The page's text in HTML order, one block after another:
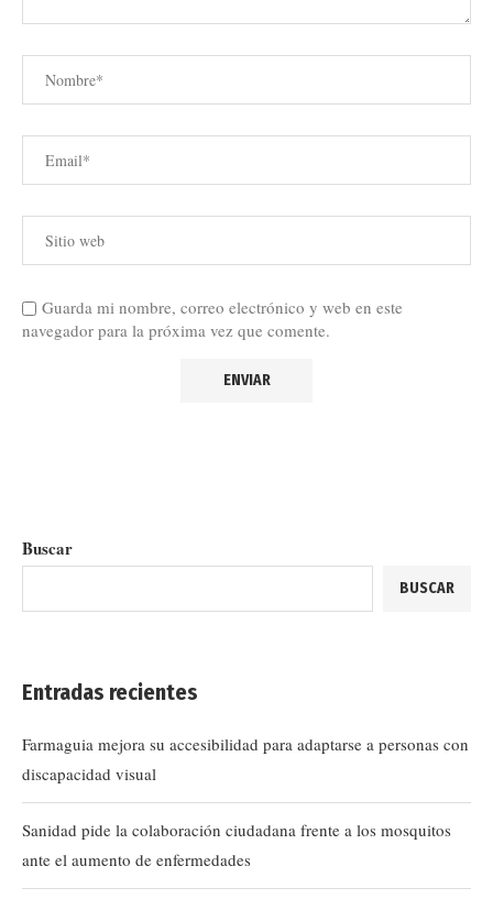
Guarda mi nombre, correo electrónico y web en este
navegador para la próxima vez que comente.
Buscar
BUSCAR
Entradas recientes
Farmaguia mejora su accesibilidad para adaptarse a personas con
discapacidad visual
Sanidad pide la colaboración ciudadana frente a los mosquitos
ante el aumento de enfermedades